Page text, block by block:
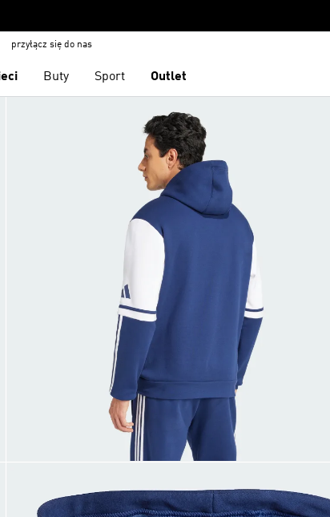
przyłącz się do nas
Buty Sport Outlet